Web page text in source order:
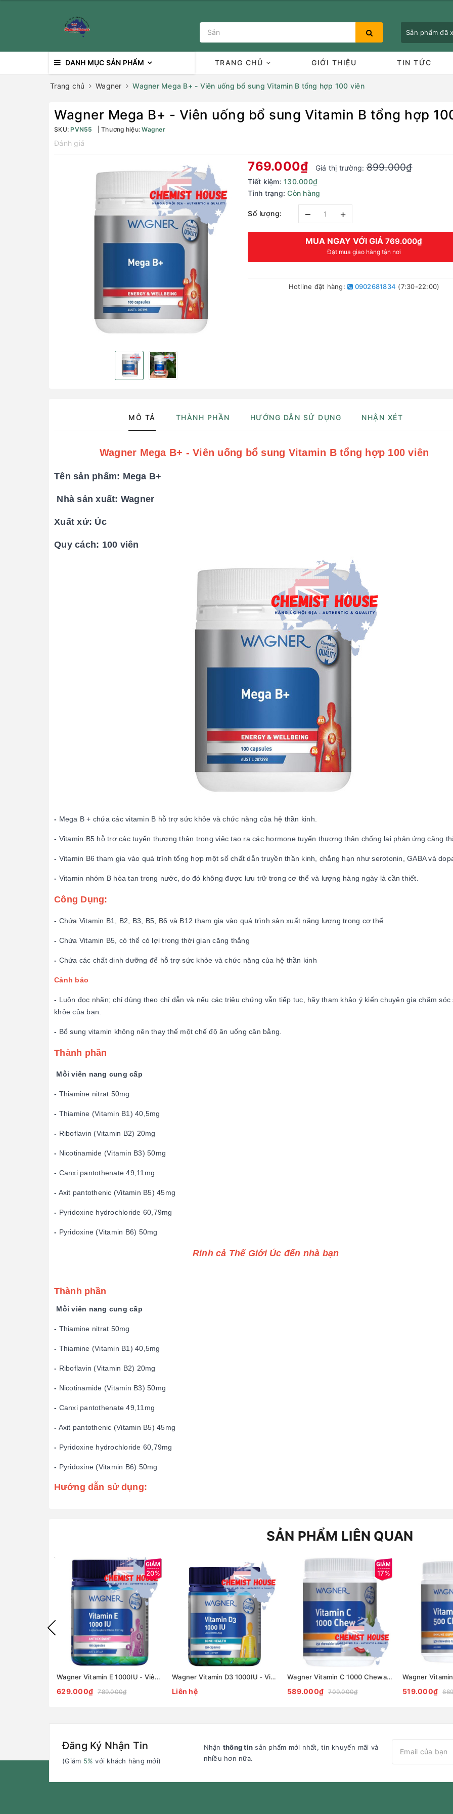
Sản phẩm đã
Bạn chưa xem sản phẩm nào
DANH MỤC SẢN PHẨM TRANG CHỦ GIỚI THIỆU TIN TỨC
Trang chủ Wagner Wagner Mega B+ - Viên uống bổ sung Vitamin B tổng hợp 100 viên
Wagner Mega B+ - Viên uống bổ sung Vitamin B tổng hợp
SKU:PVN55 Thương hiệu:Wagner
Đánh giá
769.000₫ Giá thị trường:899.000₫
Tiết kiệm:130.000₫
Tình trạng: Còn hàng
Số lượng: – +
MUA NGAY VỚI GIÁ769.000₫
Đặt mua giao hàng tận nơi
Hotline đặt hàng: 0902681834 (7:30-22:00)
MÔ TẢ THÀNH PHẦN HƯỚNG DẪN SỬ DỤNG NHẬN XÉT
Wagner Mega B+ - Viên uống bổ sung Vitamin B tổng hợp 100 viên
Tên sản phẩm: Mega B+
Nhà sản xuất: Wagner
Xuất xứ: Úc
Quy cách: 100 viên
- Mega B + chứa các vitamin B hỗ trợ sức khỏe và chức năng của hệ thần kinh.
- Vitamin B5 hỗ trợ các tuyến thượng thận trong việc tạo ra các hormone tuyến thượng thận chống lại phản ứng căng
- Vitamin B6 tham gia vào quá trình tổng hợp một số chất dẫn truyền thần kinh, chẳng hạn như serotonin, GABA và
- Vitamin nhóm B hòa tan trong nước, do đó không được lưu trữ trong cơ thể và lượng hàng ngày là cần thiết.
Công Dụng:
- Chứa Vitamin B1, B2, B3, B5, B6 và B12 tham gia vào quá trình sản xuất năng lượng trong cơ thể
- Chứa Vitamin B5, có thể có lợi trong thời gian căng thẳng
- Chứa các chất dinh dưỡng để hỗ trợ sức khỏe và chức năng của hệ thần kinh
Cảnh báo
- Luôn đọc nhãn; chỉ dùng theo chỉ dẫn và nếu các triệu chứng vẫn tiếp tục, hãy tham khảo ý kiến ​​chuyên gia chăm sóc
khỏe của bạn.
- Bổ sung vitamin không nên thay thế một chế độ ăn uống cân bằng.
Thành phần
Mỗi viên nang cung cấp
- Thiamine nitrat 50mg
- Thiamine (Vitamin B1) 40,5mg
- Riboflavin (Vitamin B2) 20mg
- Nicotinamide (Vitamin B3) 50mg
- Canxi pantothenate 49,11mg
- Axit pantothenic (Vitamin B5) 45mg
- Pyridoxine hydrochloride 60,79mg
- Pyridoxine (Vitamin B6) 50mg
Rinh cả Thế Giới Úc đến nhà bạn
Thành phần
Mỗi viên nang cung cấp
- Thiamine nitrat 50mg
- Thiamine (Vitamin B1) 40,5mg
- Riboflavin (Vitamin B2) 20mg
- Nicotinamide (Vitamin B3) 50mg
- Canxi pantothenate 49,11mg
- Axit pantothenic (Vitamin B5) 45mg
- Pyridoxine hydrochloride 60,79mg
- Pyridoxine (Vitamin B6) 50mg
Hướng dẫn sử dụng:
SẢN PHẨM LIÊN QUAN
20%
Wagner Vitamin E 1000IU - Viên uống bổ sung vitamin E tự nhiên 100 viên
629.000₫ 789.000₫
Wagner Vitamin D3 1000IU - Viên uống bổ sung Vitamin D3 250 viên
Liên hệ
17%
Wagner Vitamin C 1000 Chewable - Viên nhai bổ sung Vitamin C 250 viên
589.000₫ 709.000₫ 519.000₫
Đăng Ký Nhận Tin
(Giảm 5% với khách hàng mới)
Nhận thông tin sản phẩm mới nhất, tin khuyến mãi và
nhiều hơn nữa.